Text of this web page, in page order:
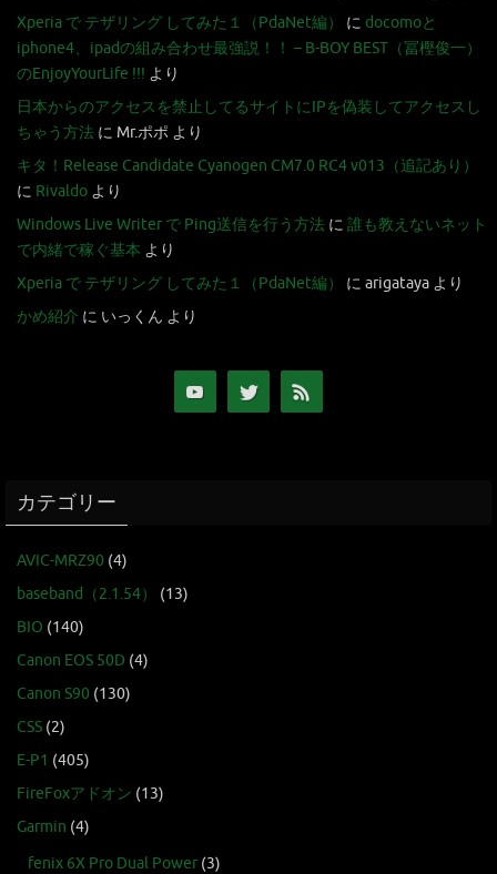
Xperia で テザリング してみた１（PdaNet編）
に docomoと
iphone4、ipadの組み合わせ最強説！！ – B-BOY BEST（冨樫俊一）
のEnjoyYourLife !!! より
日本からのアクセスを禁止してるサイトにIPを偽装してアクセスし
ちゃう方法 に Mr.ポポ より
キタ！Release Candidate Cyanogen CM7.0 RC4 v013（追記あり）
に Rivaldo より
Windows Live Writer で Ping送信を行う方法 に 誰も教えないネット
で内緒で稼ぐ基本 より
Xperia で テザリング してみた１（PdaNet編）
に arigataya より
かめ紹介 に いっくん より
カテゴリー
AVIC-MRZ90 (4)
baseband（2.1.54）
(13)
BIO (140)
Canon EOS 50D (4)
Canon S90 (130)
CSS (2)
E-P1 (405)
FireFoxアドオン (13)
Garmin (4)
fenix 6X Pro Dual Power (3)